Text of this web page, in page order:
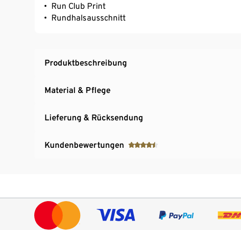
Run Club Print
Rundhalsausschnitt
Produktbeschreibung
Material & Pflege
Lieferung & Rücksendung
Kundenbewertungen